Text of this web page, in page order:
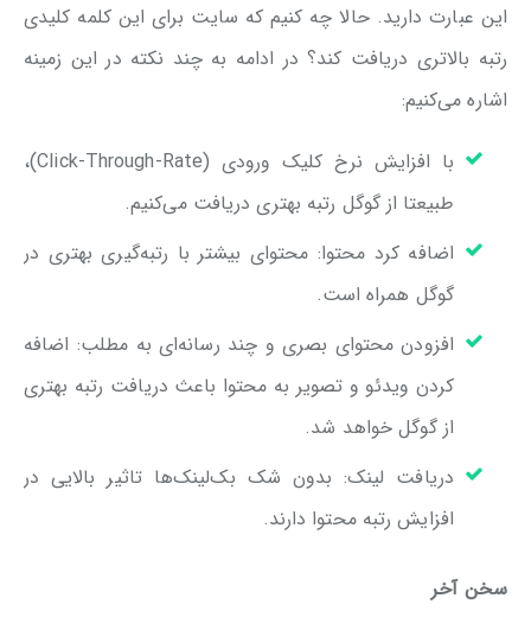
این عبارت دارید. حالا چه کنیم که سایت برای این کلمه کلیدی
رتبه بالاتری دریافت کند؟ در ادامه به چند نکته در این زمینه
اشاره می‌کنیم:
با افزایش نرخ کلیک ورودی (Click-Through-Rate)،
طبیعتا از گوگل رتبه بهتری دریافت می‌کنیم.
اضافه کرد محتوا: محتوای بیشتر با رتبه‌گیری بهتری در
گوگل همراه است.
افزودن محتوای بصری و چند رسانه‌ای به مطلب: اضافه
کردن ویدئو و تصویر به محتوا باعث دریافت رتبه بهتری
از گوگل خواهد شد.
دریافت لینک: بدون شک بک‌لینک‌ها تاثیر بالایی در
افزایش رتبه‌ محتوا دارند.
سخن آخر